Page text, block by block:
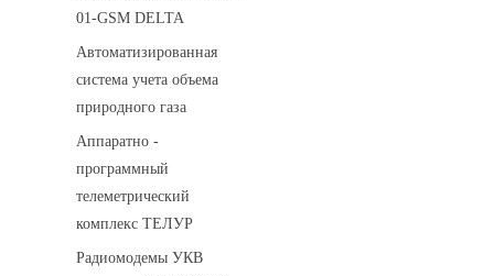
01-GSM DELTA
Автоматизированная
система учета объема
природного газа
Аппаратно -
программный
телеметрический
комплекс ТЕЛУР
Радиомодемы УКВ